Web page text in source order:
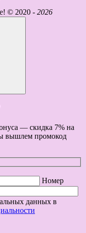
© 2020 - 2026
— скидка 7% на
вышлем промокод
Номер
данных в